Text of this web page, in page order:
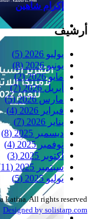
Reflexiones
إكرام شاهين
أرشيف
يوليو 2026
(5)
يونيو 2026
(8)
مايو 2026
(2)
أبريل 2026
(7)
مارس 2026
(5)
فبراير 2026
(4)
يناير 2026
(7)
ديسمبر 2025
(8)
نوفمبر 2025
(4)
أكتوبر 2025
(3)
سبتمبر 2025
(11)
يوليو 2025
(5)
Latina. All rights reserved.
Designed by solistarp.com